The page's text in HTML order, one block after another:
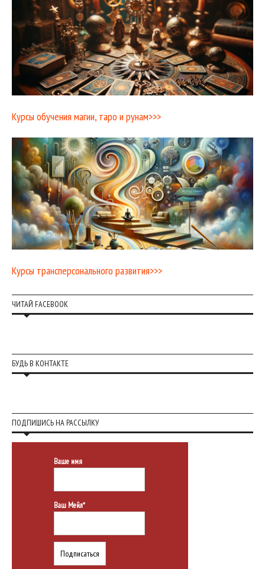
Курсы обучения магии, таро и рунам>>>
Курсы трансперсонального развития>>>
ЧИТАЙ FACEBOOK
БУДЬ В КОНТАКТЕ
ПОДПИШИСЬ НА РАССЫЛКУ
Ваше имя
Ваш Мейл*